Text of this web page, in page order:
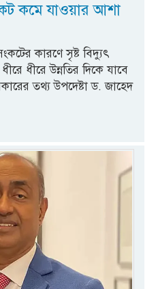
কমে যাওয়ার আশা
কারণে সৃষ্ট বিদ্যুৎ
ধীরে উন্নতির দিকে যাবে
তথ্য উপদেষ্টা ড. জাহেদ